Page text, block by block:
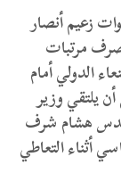
زعيم أنصار
صرف مرتبات
الدولي أمام
يلتقي وزير
هشام شرف
أثناء التعاطي